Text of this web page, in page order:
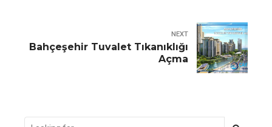
NEXT
Bahçeşehir Tuvalet Tıkanıklığı
Açma